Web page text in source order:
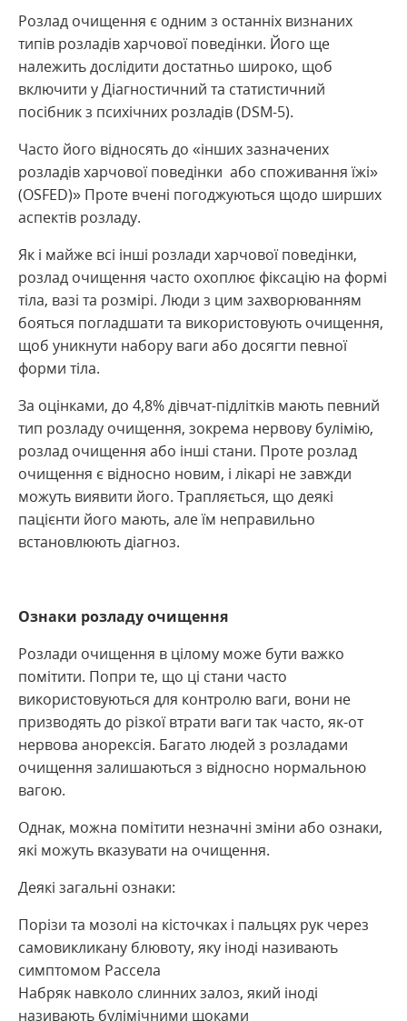
Розлад очищення є одним з останніх визнаних
типів розладів харчової поведінки. Його ще
належить дослідити достатньо широко, щоб
включити у Діагностичний та статистичний
посібник з психічних розладів (DSM-5).
Часто його відносять до «інших зазначених
розладів харчової поведінки або споживання їжі»
(OSFED)» Проте вчені погоджуються щодо ширших
аспектів розладу.
Як і майже всі інші розлади харчової поведінки,
розлад очищення часто охоплює фіксацію на формі
тіла, вазі та розмірі. Люди з цим захворюванням
бояться погладшати та використовують очищення,
щоб уникнути набору ваги або досягти певної
форми тіла.
За оцінками, до 4,8% дівчат-підлітків мають певний
тип розладу очищення, зокрема нервову булімію,
розлад очищення або інші стани. Проте розлад
очищення є відносно новим, і лікарі не завжди
можуть виявити його. Трапляється, що деякі
пацієнти його мають, але їм неправильно
встановлюють діагноз.
Ознаки розладу очищення
Розлади очищення в цілому може бути важко
помітити. Попри те, що ці стани часто
використовуються для контролю ваги, вони не
призводять до різкої втрати ваги так часто, як-от
нервова анорексія. Багато людей з розладами
очищення залишаються з відносно нормальною
вагою.
Однак, можна помітити незначні зміни або ознаки,
які можуть вказувати на очищення.
Деякі загальні ознаки:
Порізи та мозолі на кісточках і пальцях рук через
самовикликану блювоту, яку іноді називають
симптомом Рассела
Набряк навколо слинних залоз, який іноді
називають булімічними щоками